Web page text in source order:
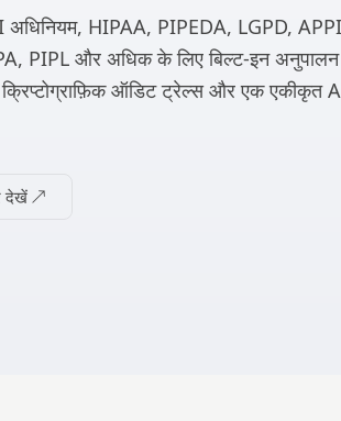
HIPAA, PIPEDA, LGPD,
PIPL और अधिक के लिए बिल्ट-इन अनुपालन
ऑडिट ट्रेल्स और एक एकीकृत
देखें ↗